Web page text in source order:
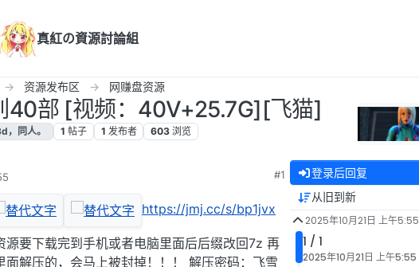
真紅の資源討論組
资源发布区 网赚盘资源
40部 [视频：40V+25.7G][飞猫]
，同人。 1 帖子 1 发布者 603 浏览
#1
https://jmj.cc/s/bp1jvx
要下载完到手机或者电脑里面后后缀改回7z 再
解压的，会马上被封掉！！！ 解压密码：飞雪
登录后回复
从旧到新
2025年10月21日 上午5:55
1 / 1
2025年10月21日 上午5:55